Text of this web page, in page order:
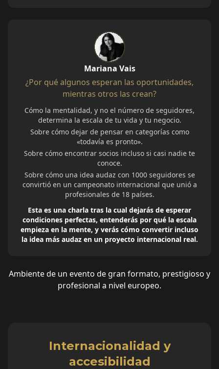
Mariana Vais
¿Por qué algunos esperan las oportunidades,
mientras otros las crean?
Cómo la mentalidad, y no el número de seguidores,
determina la escala de tu vida y tu negocio.
Sobre cómo dejar de pensar en categorías como
«todavía es pronto».
Sobre cómo encontrar socios incluso si casi nadie te
conoce.
Sobre cómo una idea audaz con 1000 seguidores se
convirtió en un campeonato internacional que unió a
profesionales de 18 países.
Esta es una charla tras la cual dejarás de esperar
condiciones perfectas, entenderás por qué la escala
empieza en la mente, y verás cómo convertir incluso
la idea más audaz en un proyecto internacional real.
Ambiente de un evento de gran formato, prestigioso y
profesional a nivel europeo.
Internacionalidad y
accesibilidad